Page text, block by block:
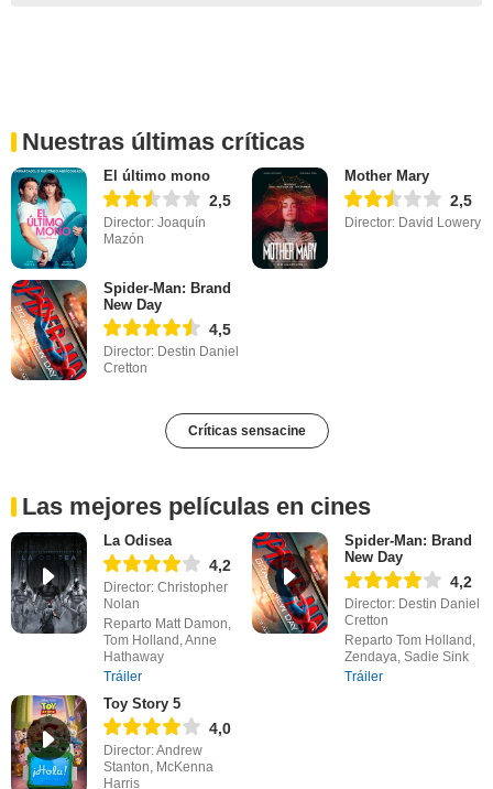
Nuestras últimas críticas
El último mono
2,5
Director: Joaquín
Mazón
Mother Mary
2,5
Director: David Lowery
Spider-Man: Brand
New Day
4,5
Director: Destin Daniel
Cretton
Críticas sensacine
Las mejores películas en cines
La Odisea
4,2
Director: Christopher
Nolan
Reparto Matt Damon,
Tom Holland, Anne
Hathaway
Tráiler
Spider-Man: Brand
New Day
4,2
Director: Destin Daniel
Cretton
Reparto Tom Holland,
Zendaya, Sadie Sink
Tráiler
Toy Story 5
4,0
Director: Andrew
Stanton, McKenna
Harris